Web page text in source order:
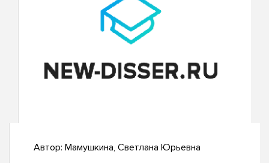
Автор: Мамушкина, Светлана Юрьевна